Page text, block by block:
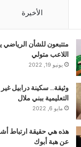
الأخيرة
متتبعون للشأن
اللاعب متولي
يونيو 19, 2022
وثيقة.. سكينة درابيل
التعليمية ببني ملال
مايو 6, 2022
هذه هي حقيقة ارتباط
عن هبة أبوك